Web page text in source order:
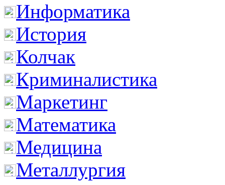
Информатика
История
Колчак
Криминалистика
Маркетинг
Математика
Медицина
Металлургия